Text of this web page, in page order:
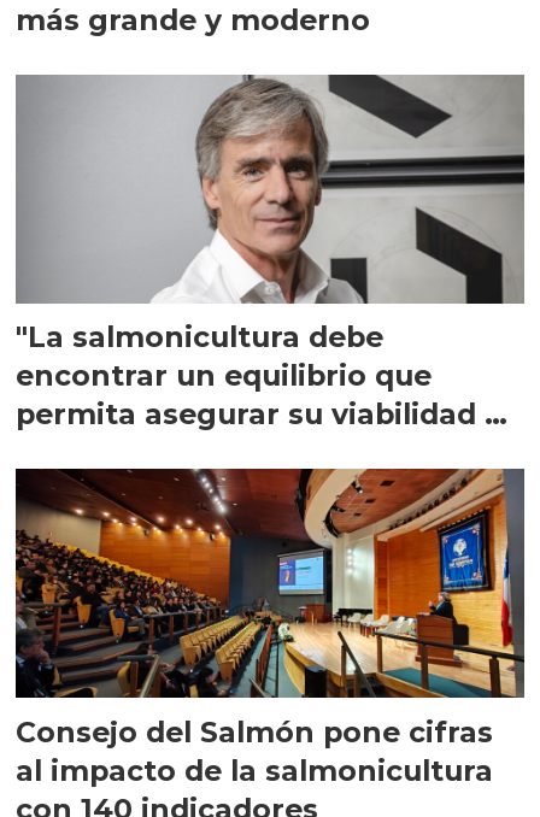
más grande y moderno
"La salmonicultura debe
encontrar un equilibrio que
permita asegurar su viabilidad de
Consejo del Salmón pone cifras
al impacto de la salmonicultura
con 140 indicadores